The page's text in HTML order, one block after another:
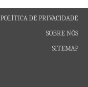
POLÍTICA DE PRIVACIDADE
SOBRE NÓS
SITEMAP